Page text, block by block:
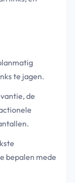
te jagen.
de
bepalen mede